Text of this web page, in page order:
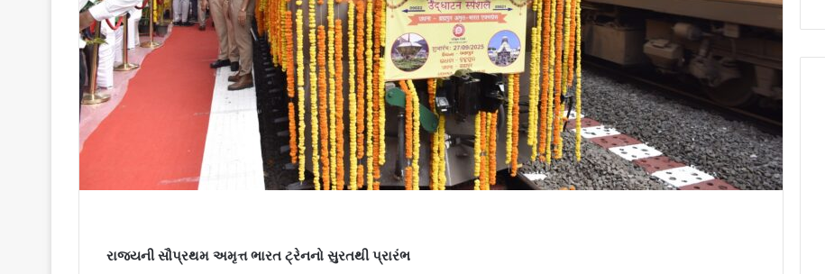
રાજ્યની સૌપ્રથમ અમૃત્ત ભારત ટ્રેનનો સુરતથી પ્રારંભ